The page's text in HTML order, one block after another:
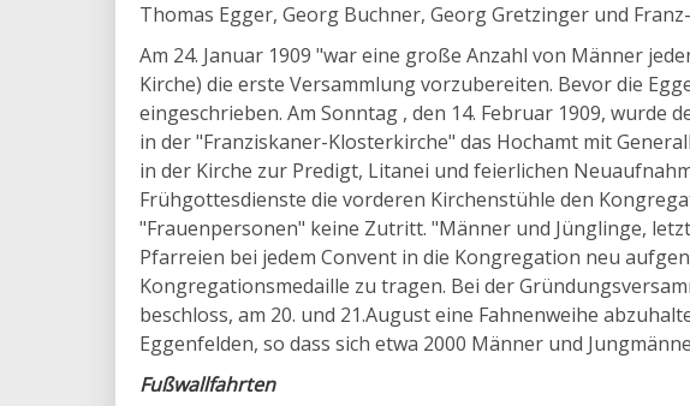
Thomas Egger, Georg Buchner, Georg Gretzinger und
Am 24. Januar 1909 "war eine große Anzahl von Männer
Kirche) die erste Versammlung vorzubereiten. Bevor die
eingeschrieben. Am Sonntag , den 14. Februar 1909,
in der "Franziskaner-Klosterkirche" das Hochamt mit
in der Kirche zur Predigt, Litanei und feierlichen
Frühgottesdienste die vorderen Kirchenstühle den
"Frauenpersonen" keine Zutritt. "Männer und Jünglinge,
Pfarreien bei jedem Convent in die Kongregation neu
Kongregationsmedaille zu tragen. Bei der
beschloss, am 20. und 21.August eine Fahnenweihe
Eggenfelden, so dass sich etwa 2000 Männer und
Fußwallfahrten